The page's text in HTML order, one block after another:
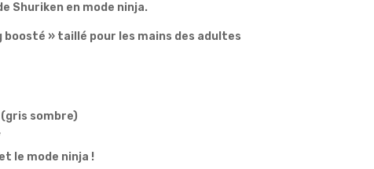
Shuriken en mode ninja.
boosté » taillé pour les mains des adultes
sombre)
le mode ninja !